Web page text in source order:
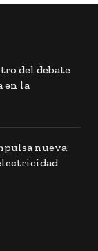
del debate
en la
nueva